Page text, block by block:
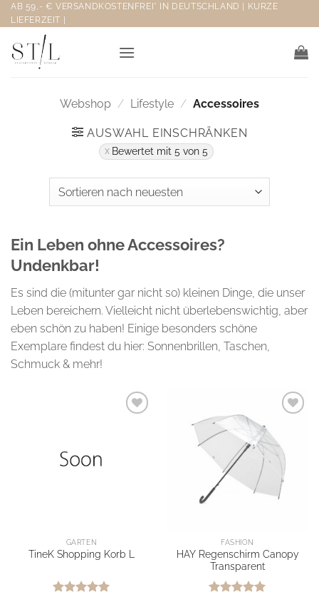
Zum
Inhalt
springen
AB 59,- € VERSANDKOSTENFREI* IN DEUTSCHLAND | KURZE
LIEFERZEIT |
Webshop / Lifestyle / Accessoires
AUSWAHL EINSCHRÄNKEN
Bewertet mit 5 von 5
Ein Leben ohne Accessoires?
Undenkbar!
Es sind die (mitunter gar nicht so) kleinen Dinge, die unser
Leben bereichern. Vielleicht nicht überlebenswichtig, aber
eben schön zu haben! Einige besonders schöne
Exemplare findest du hier: Sonnenbrillen, Taschen,
Schmuck & mehr!
GARTEN
TineK Shopping Korb L
Ab auf
meine
Wunschliste
FASHION
HAY Regenschirm Canopy
Transparent